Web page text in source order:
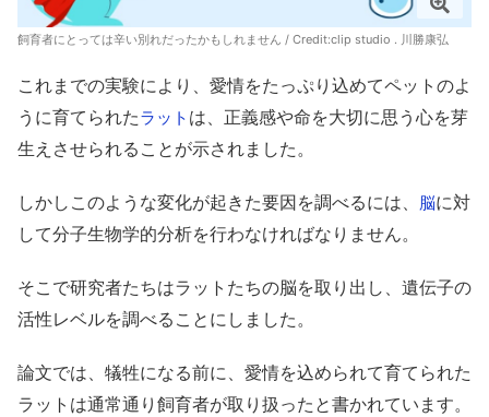
飼育者にとっては辛い別れだったかもしれません / Credit:clip studio . 川勝康弘
これまでの実験により、愛情をたっぷり込めてペットのよ
うに育てられたラット は、正義感や命を大切に思う心を芽
生えさせられることが示されました。
しかしこのような変化が起きた要因を調べるには、 脳に対
して分子生物学的分析を行わなければなりません。
そこで研究者たちはラットたちの脳を取り出し、遺伝子の
活性レベルを調べることにしました。
論文では、犠牲になる前に、愛情を込められて育てられた
ラットは通常通り飼育者が取り扱ったと書かれています。